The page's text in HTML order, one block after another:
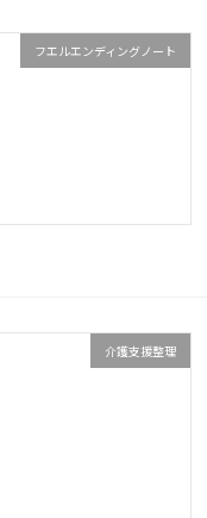
フエルエンディングノート
介護支援整理